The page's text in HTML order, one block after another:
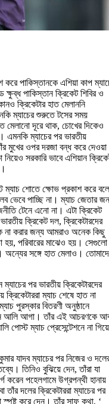
করে পাকিস্তানকে এশিয়া কাপ
ক্ষুব্ধ পাকিস্তান ক্রিকেট শিবির ও
ক্রিকেটার হাত মেলাননি
ম্যাচের শুরুতে টসের সময়
মেলানো দূরে থাক, চোখের দিকেও
এমনকি ম্যাচের পর ভারতীয়
মুখের ওপর দরজা বন্ধ করে দেওয়া
সরকারি ভাবে এশিয়ান
ম্যাচ শোতে ক্ষোভ প্রকাশ করে
ভেবে পাচ্ছি না। ম্যাচ জেতার
টেনে এনো না। এটা ক্রিকেট
ক্রিকেট দল, ক্রিকেটারদের
না করার জন্য আমরাও অনেক কিছু
পরিবারের মাঝেও হয়। সেগুলো
অন্যের সঙ্গে হাত মেলাও।
পর ভারতীয় ক্রিকেটারদের
ম্যাচ শেষে হাত না
পুরস্কার বিতরণী অনুষ্ঠানে
আলি আগা। তাঁর এই আচরণকে
ম্যাচ প্রেসেন্টেশনে না গিয়ে
যাদব ম্যাচের পর নিজের ও
তিনিও বুঝিয়ে দেন, তাঁরা যা
করেন পহেলগামে উগ্রপন্থী হানায়
দলের ক্রিকেটাররা ম্যাচের পর
স্পষ্ট করে দেন। তাঁর সাফ কথা, ‘‌